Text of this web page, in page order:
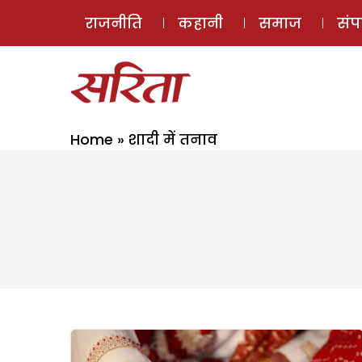
राजनीति कहानी समाज
Home » शादी में तनाव